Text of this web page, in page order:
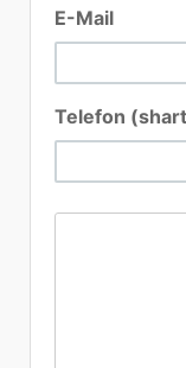
E-Mail
Telefon